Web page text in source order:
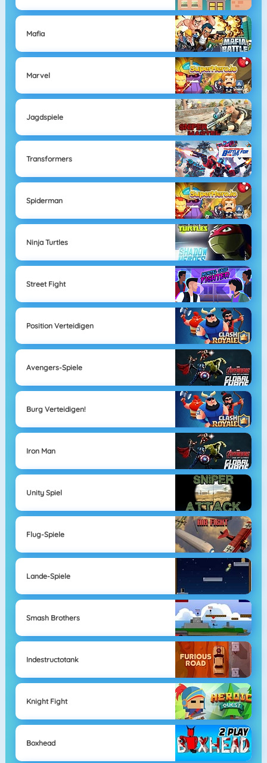
Mafia
Marvel
Jagdspiele
Transformers
Spiderman
Ninja Turtles
Street Fight
Position Verteidigen
Avengers-Spiele
Burg Verteidigen!
Iron Man
Unity Spiel
Flug-Spiele
Lande-Spiele
Smash Brothers
Indestructotank
Knight Fight
Boxhead